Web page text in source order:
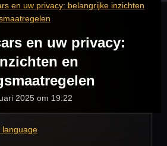
en uw privacy: belangrijke inzichten
en uw privacy:
en
2025 om 19:22
language